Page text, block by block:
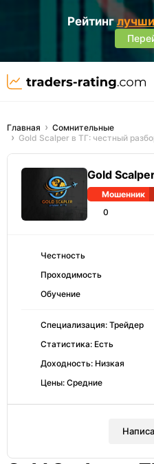
Рейтинг
Главная
Сомнительные
Gold Scalper в ТГ: честный
Gold
Мошенник
0
Честность
Проходимость
Обучение
Специализация: Трейдер
Статистика: Есть
Доходность: Низкая
Цены: Средние